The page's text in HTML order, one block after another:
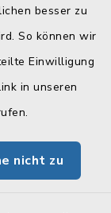
besser zu
So können wir
Einwilligung
in unseren
nicht zu